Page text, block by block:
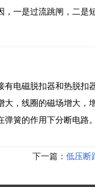
一是过流跳闸，二是
电磁脱扣器和热脱扣
大，线圈的磁场增大，
簧的作用下分断电路。
下一篇： 低压断